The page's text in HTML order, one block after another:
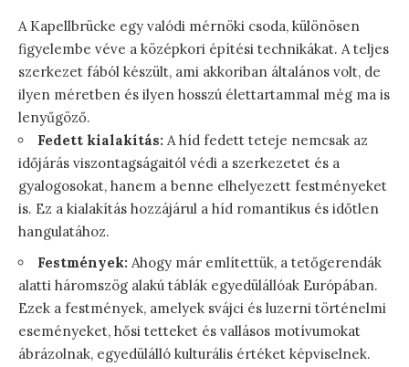
A Kapellbrücke egy valódi mérnöki csoda, különösen
figyelembe véve a középkori építési technikákat. A teljes
szerkezet fából készült, ami akkoriban általános volt, de
ilyen méretben és ilyen hosszú élettartammal még ma is
lenyűgöző.
Fedett kialakítás: A híd fedett teteje nemcsak az
időjárás viszontagságaitól védi a szerkezetet és a
gyalogosokat, hanem a benne elhelyezett festményeket
is. Ez a kialakítás hozzájárul a híd romantikus és időtlen
hangulatához.
Festmények: Ahogy már említettük, a tetőgerendák
alatti háromszög alakú táblák egyedülállóak Európában.
Ezek a festmények, amelyek svájci és luzerni történelmi
eseményeket, hősi tetteket és vallásos motívumokat
ábrázolnak, egyedülálló kulturális értéket képviselnek.